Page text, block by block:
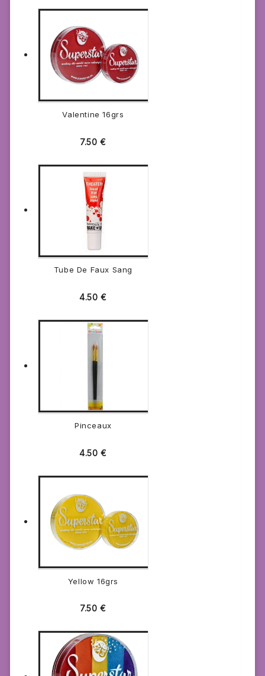
Valentine 16grs
7.50€
Tube De Faux Sang
4.50€
Pinceaux
4.50€
Yellow 16grs
7.50€